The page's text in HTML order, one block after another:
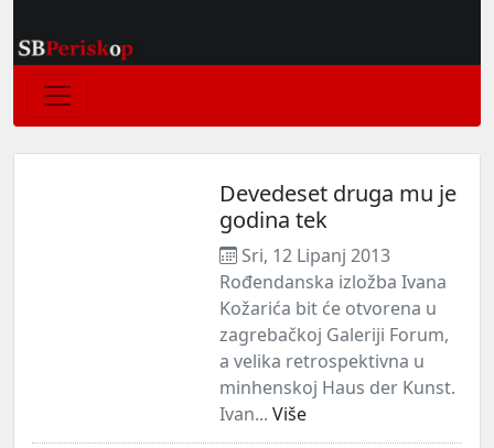
Devedeset druga mu je
godina tek
Sri, 12 Lipanj 2013
Rođendanska izložba Ivana
Kožarića bit će otvorena u
zagrebačkoj Galeriji Forum,
a velika retrospektivna u
minhenskoj Haus der Kunst.
Ivan... Više